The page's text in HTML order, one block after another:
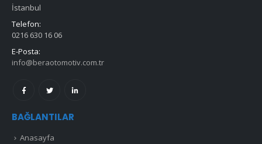
İstanbul
Telefon:
0216 630 16 06
E-Posta:
info@beraotomotiv.com.tr
BAĞLANTILAR
Anasayfa